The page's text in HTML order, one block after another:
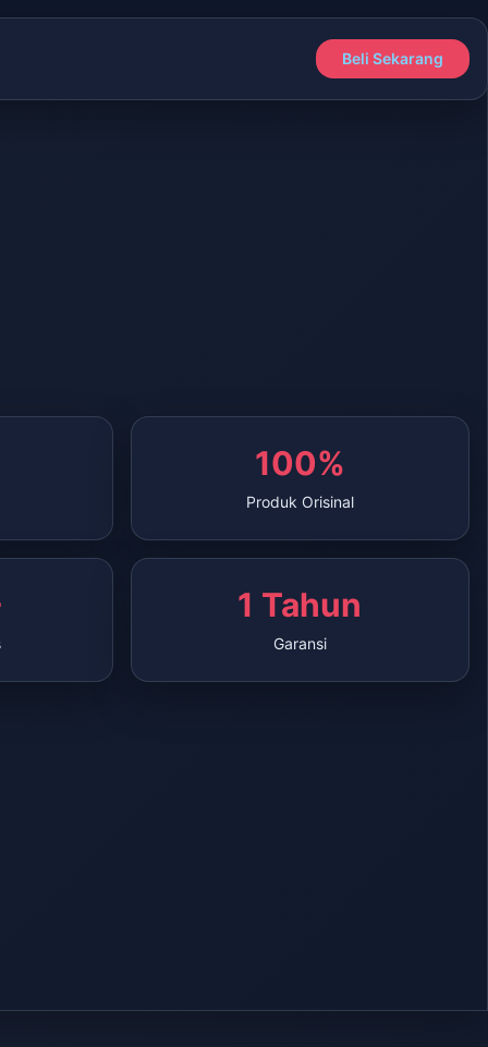
Beli Sekarang
100%
Produk Orisinal
1 Tahun
Garansi